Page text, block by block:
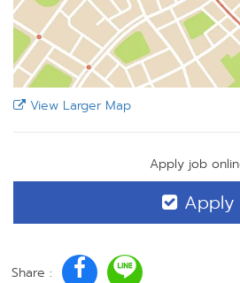
View Larger Map
Apply job
Apply
Share :